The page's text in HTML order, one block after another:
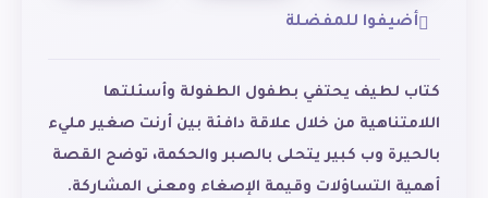
أضيفوا للمفضلة
كتاب لطيف يحتفي بطفول الطفولة وأسئلتها
اللامتناهية من خلال علاقة دافئة بين أرنت صغير مليء
بالحيرة وب كبير يتحلى بالصبر والحكمة، توضح القصة
أهمية التساؤلات وقيمة الإصغاء ومعنى المشاركة.